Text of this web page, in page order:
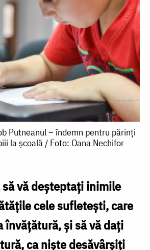
Putneanul – îndemn pentru părinți
la școală / Foto: Oana Nechifor
să vă deşteptaţi inimile
cele sufleteşti, care
învăţătură, şi să vă daţi
ca nişte desăvârşiţi